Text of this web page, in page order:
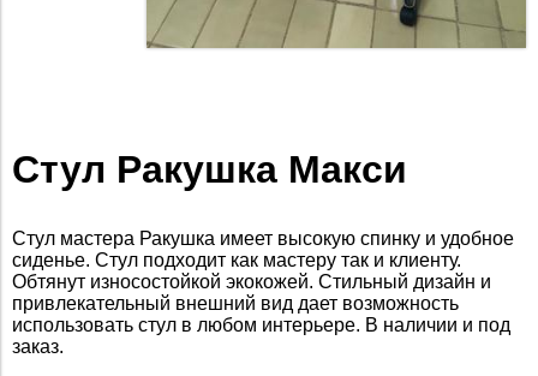
Стул Ракушка Макси
Стул мастера Ракушка имеет высокую спинку и удобное
сиденье. Стул подходит как мастеру так и клиенту.
Обтянут износостойкой экокожей. Стильный дизайн и
привлекательный внешний вид дает возможность
использовать стул в любом интерьере. В наличии и под
заказ.